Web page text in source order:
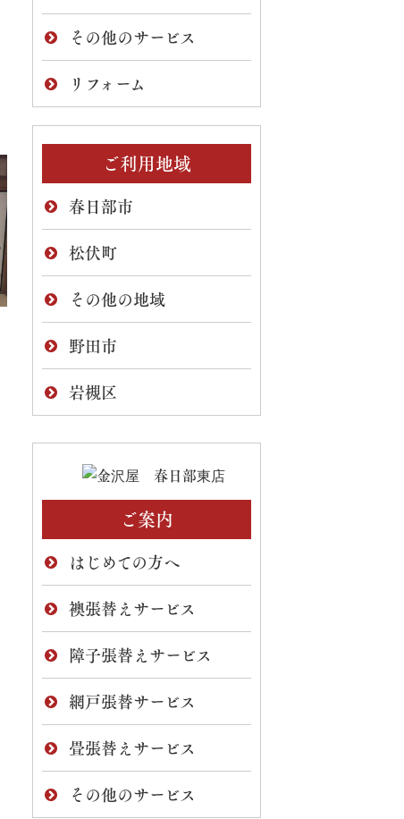
その他のサービス
リフォーム
ご利用地域
春日部市
松伏町
その他の地域
野田市
岩槻区
ご案内
はじめての方へ
襖張替えサービス
障子張替えサービス
網戸張替サービス
畳張替えサービス
その他のサービス